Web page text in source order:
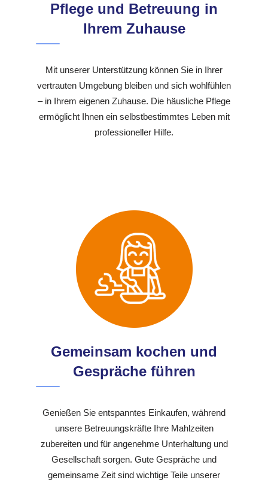
Pflege und Betreuung in
Ihrem Zuhause
Mit unserer Unterstützung können Sie in Ihrer
vertrauten Umgebung bleiben und sich wohlfühlen
– in Ihrem eigenen Zuhause. Die häusliche Pflege
ermöglicht Ihnen ein selbstbestimmtes Leben mit
professioneller Hilfe.
Gemeinsam kochen und
Gespräche führen
Genießen Sie entspanntes Einkaufen, während
unsere Betreuungskräfte Ihre Mahlzeiten
zubereiten und für angenehme Unterhaltung und
Gesellschaft sorgen. Gute Gespräche und
gemeinsame Zeit sind wichtige Teile unserer